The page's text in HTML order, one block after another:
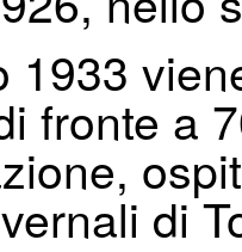
1933
fronte a
di